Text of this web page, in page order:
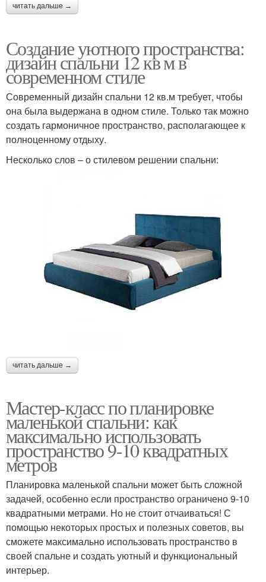
читать дальше →
Создание уютного пространства:
дизайн спальни 12 кв м в
современном стиле
Современный дизайн спальни 12 кв.м требует, чтобы
она была выдержана в одном стиле. Только так можно
создать гармоничное пространство, располагающее к
полноценному отдыху.
Несколько слов – о стилевом решении спальни:
читать дальше →
Мастер-класс по планировке
маленькой спальни: как
максимально использовать
пространство 9-10 квадратных
метров
Планировка маленькой спальни может быть сложной
задачей, особенно если пространство ограничено 9-10
квадратными метрами. Но не стоит отчаиваться! С
помощью некоторых простых и полезных советов, вы
сможете максимально использовать пространство в
своей спальне и создать уютный и функциональный
интерьер.